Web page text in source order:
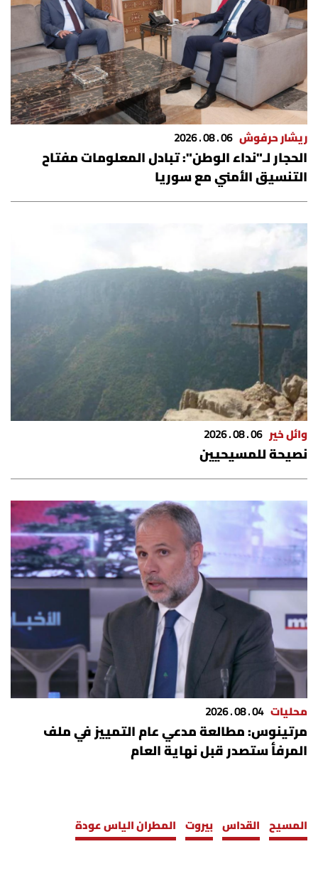
ريشار حرفوش 06 . 08 . 2026
الحجار لـ"نداء الوطن": تبادل المعلومات مفتاح
التنسيق الأمني مع سوريا
وائل خير 06 . 08 . 2026
نصيحة للمسيحيين
محليات 04 . 08 . 2026
مرتينوس: مطالعة مدعي عام التمييز في ملف
المرفأ ستصدر قبل نهاية العام
المسيح القداس بيروت المطران الياس عودة